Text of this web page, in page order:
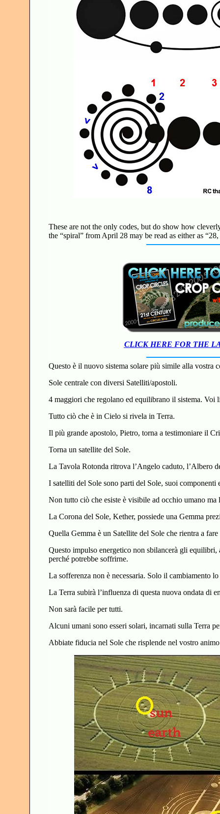
These are not the only codes, but do show how
the “spiral” from April 28 may be read as either as
CLICK HERE FOR THE
Questo è il nuovo sistema solare più simile alla vostra
Sole centrale con diversi Satelliti/apostoli.
4 maggiori che regolano ed equilibrano il sistema. Voi
Tutto ciò che è in Cielo si rivela in Terra.
Il più grande apostolo, Pietro, torna a testimoniare il
Torna un satellite del Sole.
La Tavola Rotonda ritrova l’Angelo caduto, l’Albero
I satelliti del Sole sono parti del Sole, suoi
Non tutto ciò che esiste è visibile ad occhio umano ma
La Corona del Sole, Kether, possiede una Gemma
Quella Gemma è un Satellite del Sole che rientra a
Questo impulso energetico non sbilancerà gli equilibri,
perché potrebbe soffrirne.
La sofferenza non è necessaria. Solo il cambiamento
La Terra subirà l’influenza di questa nuova ondata di
Non sarà facile per tutti.
Alcuni umani sono esseri solari, incarnati sulla Terra
Abbiate fiducia nel Sole che risplende nel vostro